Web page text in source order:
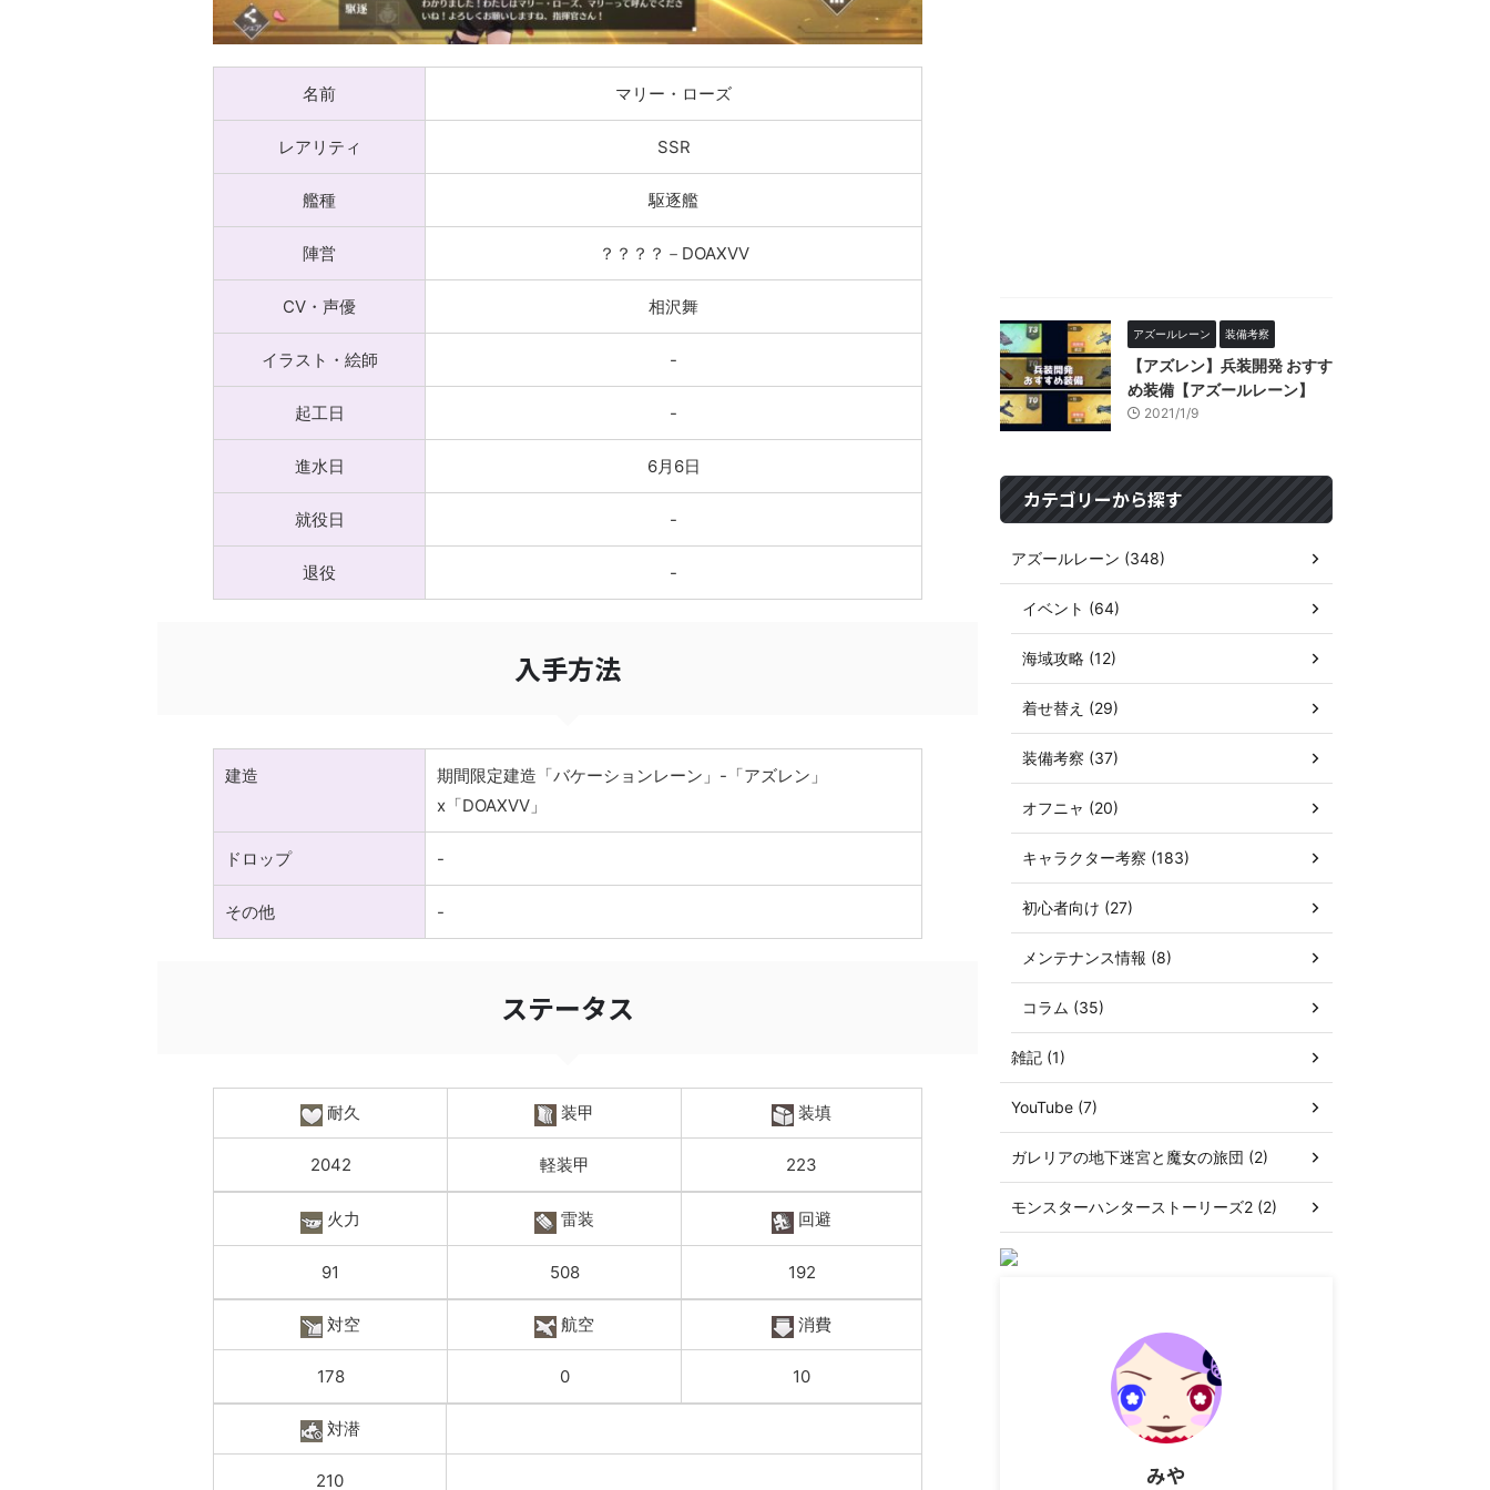
名前 マリー・ローズ
レアリティ SSR
艦種 駆逐艦
陣営 ？？？？－DOAXVV
CV・声優 相沢舞
イラスト・絵師 -
起工日 -
進水日 6月6日
就役日 -
退役 -
入手方法
建造
期間限定建造「バケーションレーン」-「アズレン」
x「DOAXVV」
ドロップ -
その他 -
ステータス
耐久 装甲 装填
2042 軽装甲 223
火力 雷装 回避
91 508 192
対空 航空 消費
178 0 10
対潜
210
アズールレーン 装備考察
【アズレン】兵装開発 おすす
め装備【アズールレーン】
2021/1/9
カテゴリーから探す
アズールレーン (348)
イベント (64)
海域攻略 (12)
着せ替え (29)
装備考察 (37)
オフニャ (20)
キャラクター考察 (183)
初心者向け (27)
メンテナンス情報 (8)
コラム (35)
雑記 (1)
YouTube (7)
ガレリアの地下迷宮と魔女の旅団 (2)
モンスターハンターストーリーズ2 (2)
みや